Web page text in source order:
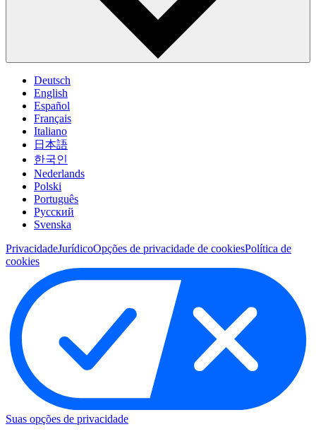
Deutsch
English
Español
Français
Italiano
日本語
한국인
Nederlands
Polski
Português
Pусский
Svenska
PrivacidadeJurídicoOpções de privacidade de cookiesPolítica de
cookies
Suas opções de privacidade